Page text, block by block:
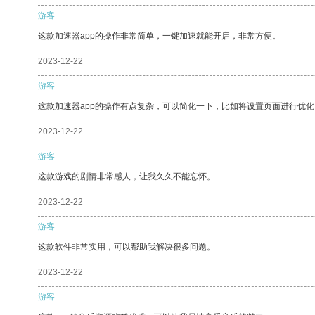
游客
这款加速器app的操作非常简单，一键加速就能开启，非常方便。
2023-12-22
游客
这款加速器app的操作有点复杂，可以简化一下，比如将设置页面进行优
2023-12-22
游客
这款游戏的剧情非常感人，让我久久不能忘怀。
2023-12-22
游客
这款软件非常实用，可以帮助我解决很多问题。
2023-12-22
游客